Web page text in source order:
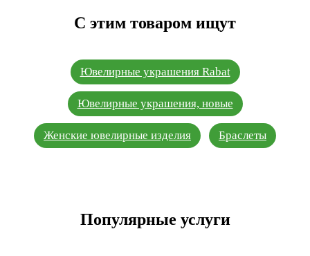
С этим товаром ищут
Ювелирные украшения Rabat
Ювелирные украшения, новые
Женские ювелирные изделия Браслеты
Популярные услуги